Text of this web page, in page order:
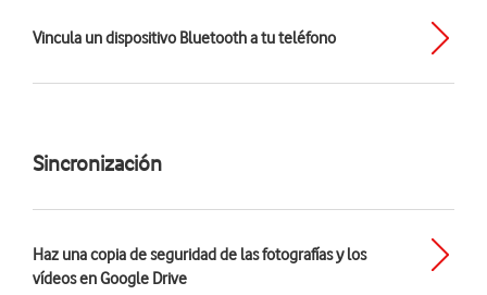
Vincula un dispositivo Bluetooth a tu teléfono
Sincronización
Haz una copia de seguridad de las fotografías y los
vídeos en Google Drive